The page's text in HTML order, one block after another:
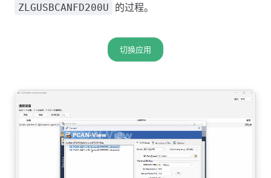
ZLGUSBCANFD200U 的过程。
切换应用